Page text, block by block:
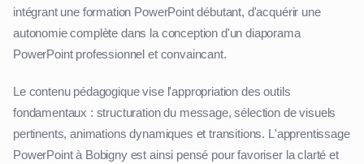
intégrant une formation PowerPoint débutant, d'acquérir une
autonomie complète dans la conception d'un diaporama
PowerPoint professionnel et convaincant.
Le contenu pédagogique vise l'appropriation des outils
fondamentaux : structuration du message, sélection de visuels
pertinents, animations dynamiques et transitions. L'apprentissage
PowerPoint à Bobigny est ainsi pensé pour favoriser la clarté et